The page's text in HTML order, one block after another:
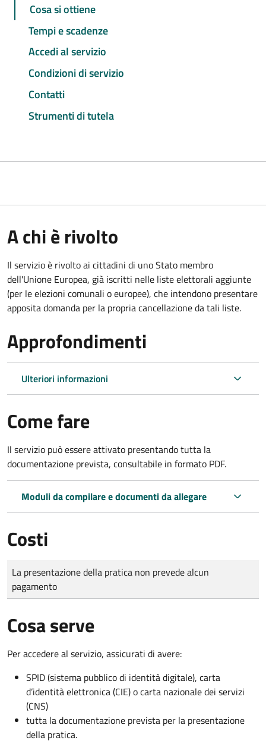
Cosa si ottiene
Tempi e scadenze
Accedi al servizio
Condizioni di servizio
Contatti
Strumenti di tutela
A chi è rivolto
Il servizio è rivolto ai cittadini di uno Stato membro
dell'Unione Europea, già iscritti nelle liste elettorali aggiunte
(per le elezioni comunali o europee), che intendono presentare
apposita domanda per la propria cancellazione da tali liste.
Approfondimenti
Ulteriori informazioni
Come fare
Il servizio può essere attivato presentando tutta la
documentazione prevista, consultabile in formato PDF.
Moduli da compilare e documenti da allegare
Costi
Tipo di pagamento
Importo
La presentazione della pratica non prevede alcun
pagamento
Cosa serve
Per accedere al servizio, assicurati di avere:
SPID (sistema pubblico di identità digitale), carta
d’identità elettronica (CIE) o carta nazionale dei servizi
(CNS)
tutta la documentazione prevista per la presentazione
della pratica.